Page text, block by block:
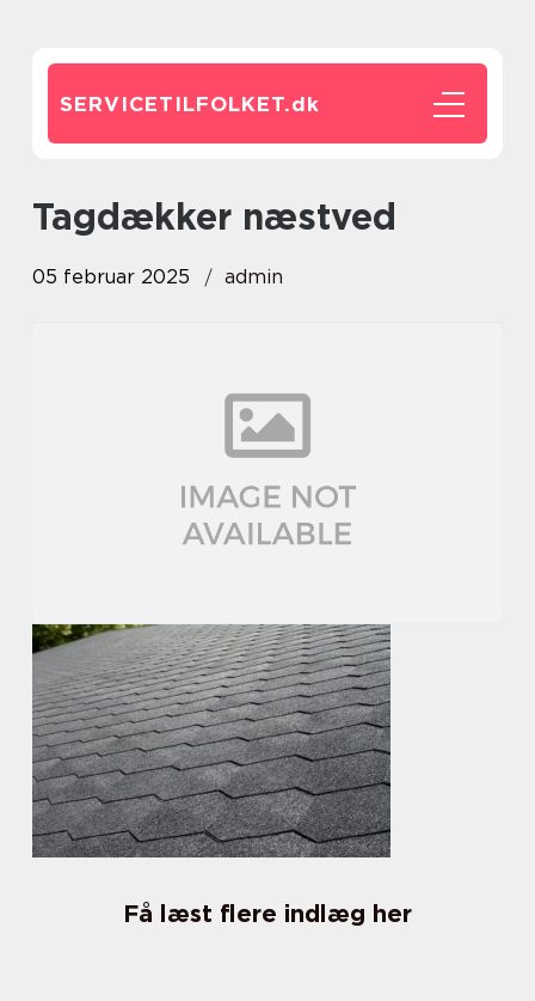
SERVICETILFOLKET.dk
tagdækker næstved
05 februar 2025 admin
Få læst flere indlæg her